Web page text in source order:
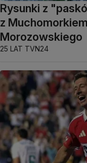
Rysunki z
z
Morozowskiego
25 LAT TVN24